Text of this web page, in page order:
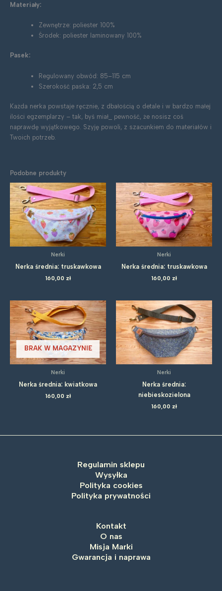
Materiały:
Zewnętrze: poliester 100%
Środek: poliester laminowany 100%
Pasek:
Regulowany obwód: 85–115 cm
Szerokość paska: 2,5 cm
Każda nerka powstaje ręcznie, z dbałością o detale i w bardzo małej
ilości egzemplarzy – tak, byś miał_ pewność, że nosisz coś
naprawdę wyjątkowego. Szyję powoli, z szacunkiem do materiałów i
Twoich potrzeb.
Podobne produkty
Nerki
Nerka średnia: truskawkowa
160,00 zł
Nerki
Nerka średnia: truskawkowa
160,00 zł
BRAK W MAGAZYNIE
Nerki
Nerka średnia: kwiatkowa
160,00 zł
Nerki
Nerka średnia:
niebieskozielona
160,00 zł
Regulamin sklepu
Wysyłka
Polityka cookies
Polityka prywatności
Kontakt
O nas
Misja Marki
Gwarancja i naprawa